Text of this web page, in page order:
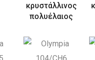
κρυστάλλινος
πολυέλαιος